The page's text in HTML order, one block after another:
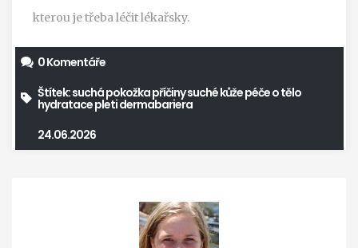
kterou je třeba léčit lékařsky.
0 Komentáře
Štítek:suchá pokožkapříčiny suché kůžepéče o tělo
hydratace pletidermabariera
24.06.2026